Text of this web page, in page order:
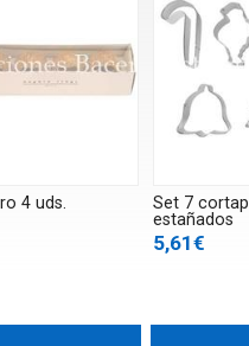
4 uds.
Set 7
estañados
5,61€